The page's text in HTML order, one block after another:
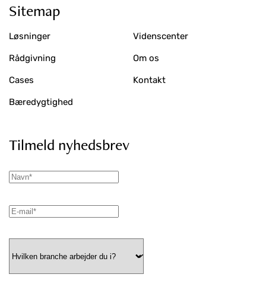
Sitemap
Løsninger
Rådgivning
Cases
Bæredygtighed
Videnscenter
Om os
Kontakt
Tilmeld nyhedsbrev